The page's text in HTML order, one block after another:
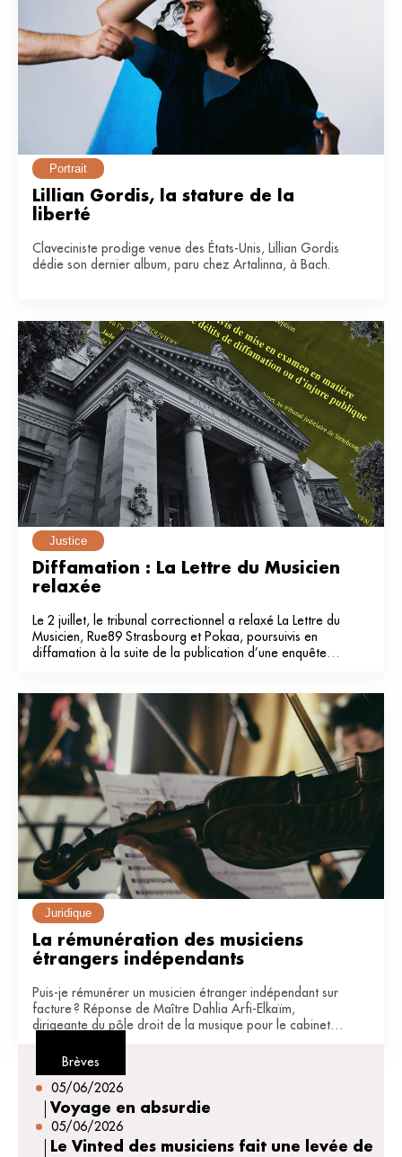
Portrait
Lillian Gordis, la stature de la
liberté
Claveciniste prodige venue des États-Unis, Lillian Gordis
dédie son dernier album, paru chez Artalinna, à Bach.
Justice
Diffamation : La Lettre du Musicien
relaxée
Le 2 juillet, le tribunal correctionnel a relaxé La Lettre du
Musicien, Rue89 Strasbourg et Pokaa, poursuivis en
diffamation à la suite de la publication d’une enquête
Juridique
La rémunération des musiciens
étrangers indépendants
Puis-je rémunérer un musicien étranger indépendant sur
facture ? Réponse de Maître Dahlia Arfi-Elkaïm,
dirigeante du pôle droit de la musique pour le cabinet
Brèves
05/06/2026
Voyage en absurdie
05/06/2026
Le Vinted des musiciens fait une levée de